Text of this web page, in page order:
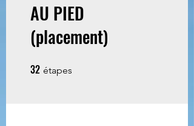
AU PIED
(placement)
32 étapes